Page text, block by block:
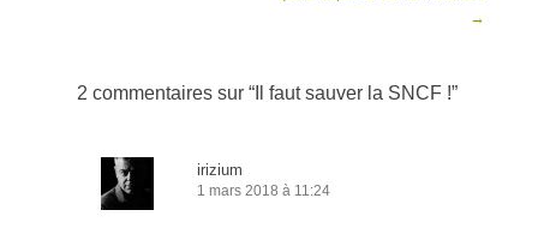
→
2 commentaires sur “ Il faut sauver la SNCF !”
irizium
1 mars 2018 à 11:24